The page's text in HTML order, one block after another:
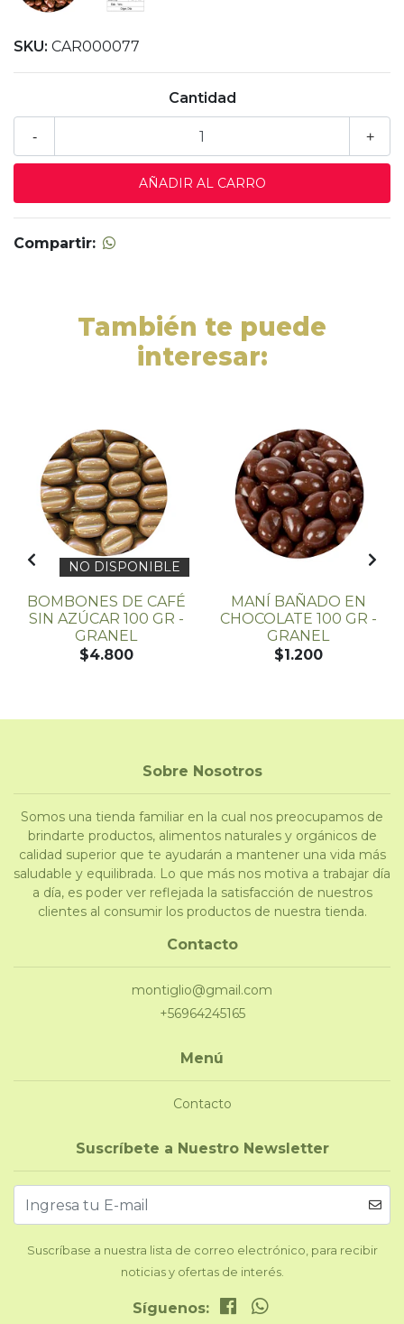
SKU: CAR000077
Cantidad
+
-
Compartir:
También te puede
interesar:
NO DISPONIBLE
BOMBONES DE CAFÉ
SIN AZÚCAR 100 GR -
GRANEL
$4.800
MANÍ BAÑADO EN
CHOCOLATE 100 GR -
GRANEL
$1.200
Sobre Nosotros
Somos una tienda familiar en la cual nos preocupamos de
brindarte productos, alimentos naturales y orgánicos de
calidad superior que te ayudarán a mantener una vida más
saludable y equilibrada. Lo que más nos motiva a trabajar día
a día, es poder ver reflejada la satisfacción de nuestros
clientes al consumir los productos de nuestra tienda.
Contacto
montiglio@gmail.com
+56964245165
Menú
Contacto
Suscríbete a Nuestro Newsletter
Suscríbase a nuestra lista de correo electrónico, para recibir
noticias y ofertas de interés.
Síguenos: